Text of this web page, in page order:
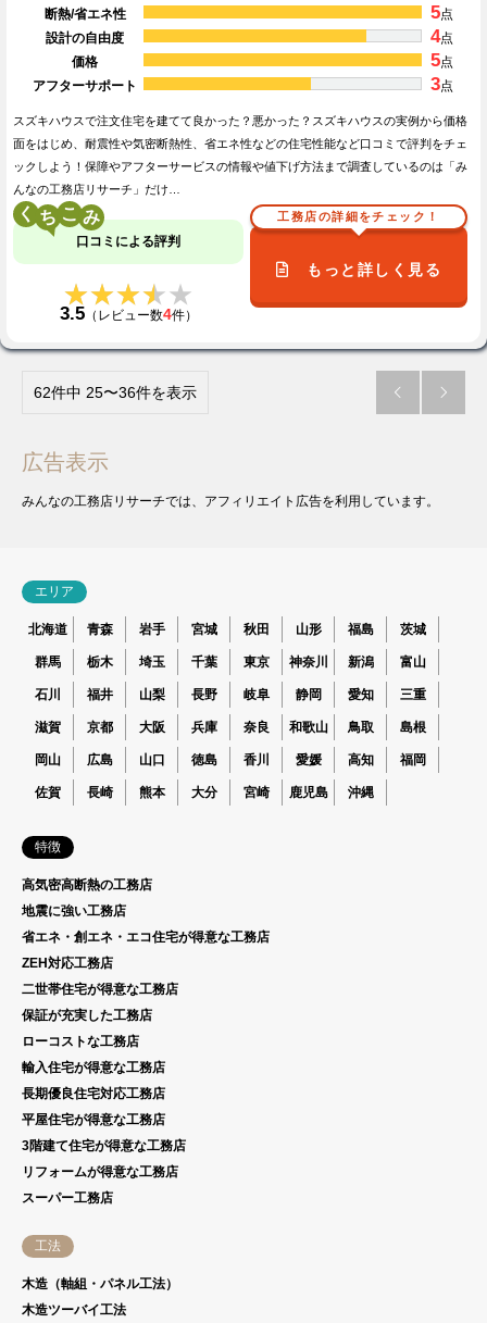
断熱/省エネ性
5点
設計の自由度
4点
価格
5点
アフターサポート
3点
スズキハウスで注文住宅を建てて良かった？悪かった？スズキハウスの実例から価格
面をはじめ、耐震性や気密断熱性、省エネ性などの住宅性能など口コミで評判をチェ
ックしよう！保障やアフターサービスの情報や値下げ方法まで調査しているのは「み
んなの工務店リサーチ」だけ…
く こ
口コミによる評判
★★★★★
★★★★★
3.5（レビュー数4件）
工務店の詳細をチェック！
もっと詳しく見る
62件中 25〜36件を表示  
広告表示
みんなの工務店リサーチでは、アフィリエイト広告を利用しています。
エリア
北海道 青森 岩手 宮城 秋田 山形 福島 茨城
群馬 栃木 埼玉 千葉 東京 神奈川 新潟 富山
石川 福井 山梨 長野 岐阜 静岡 愛知 三重
滋賀 京都 大阪 兵庫 奈良 和歌山 鳥取 島根
岡山 広島 山口 徳島 香川 愛媛 高知 福岡
佐賀 長崎 熊本 大分 宮崎 鹿児島 沖縄
特徴
高気密高断熱の工務店
地震に強い工務店
省エネ・創エネ・エコ住宅が得意な工務店
ZEH対応工務店
二世帯住宅が得意な工務店
保証が充実した工務店
ローコストな工務店
輸入住宅が得意な工務店
長期優良住宅対応工務店
平屋住宅が得意な工務店
3階建て住宅が得意な工務店
リフォームが得意な工務店
スーパー工務店
工法
木造（軸組・パネル工法）
木造ツーバイ工法